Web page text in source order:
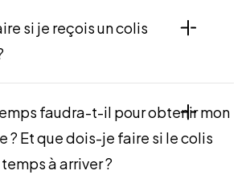
si je reçois un colis
faudra-t-il pour obtenir mon
? Et que dois-je faire si le colis
à arriver ?